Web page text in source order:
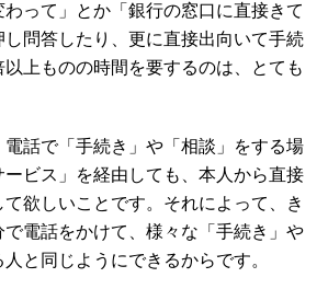
って」とか「銀行の窓口に直接きて
し問答したり、更に直接出向いて手続
上ものの時間を要するのは、とても
話で「手続き」や「相談」をする場
ビス」を経由しても、本人から直接
欲しいことです。それによって、き
で電話をかけて、様々な「手続き」や
人と同じようにできるからです。